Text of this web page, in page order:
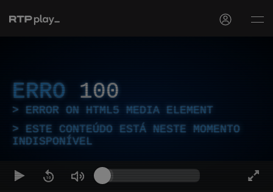
ERRO 100
ERROR ON HTML5 MEDIA ELEMENT
ESTE CONTEÚDO ESTÁ NESTE MOMENTO
INDISPONÍVEL